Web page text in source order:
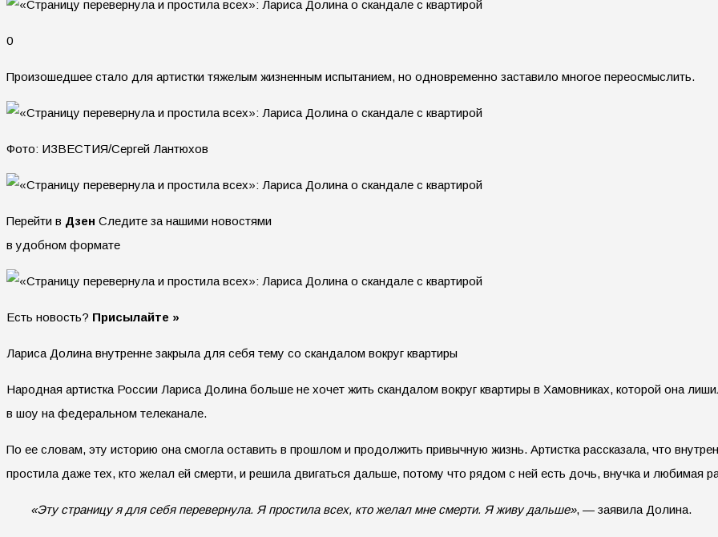
0
Произошедшее стало для артистки тяжелым жизненным испытанием, но одновременно заставило многое переосмыслить.
Фото: ИЗВЕСТИЯ/Сергей Лантюхов
Перейти в Дзен Следите за нашими новостями
в удобном формате
Есть новость? Присылайте »
Лариса Долина внутренне закрыла для себя тему со скандалом вокруг квартиры
Народная артистка России Лариса Долина больше не хочет жить скандалом вокруг квартиры в Хамовниках, которой она
в шоу на федеральном телеканале.
По ее словам, эту историю она смогла оставить в прошлом и продолжить привычную жизнь. Артистка рассказала, что
простила даже тех, кто желал ей смерти, и решила двигаться дальше, потому что рядом с ней есть дочь, внучка и любимая
«Эту страницу я для себя перевернула. Я простила всех, кто желал мне смерти. Я живу дальше», — заявила Долина.